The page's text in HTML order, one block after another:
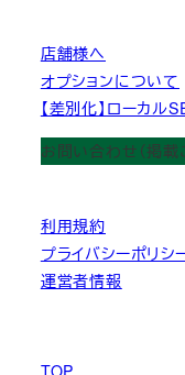
店舗様へ
オプションについて
【差別化】ローカ
お問い合わせ（掲載
利用規約
プライバシーポリシ
運営者情報